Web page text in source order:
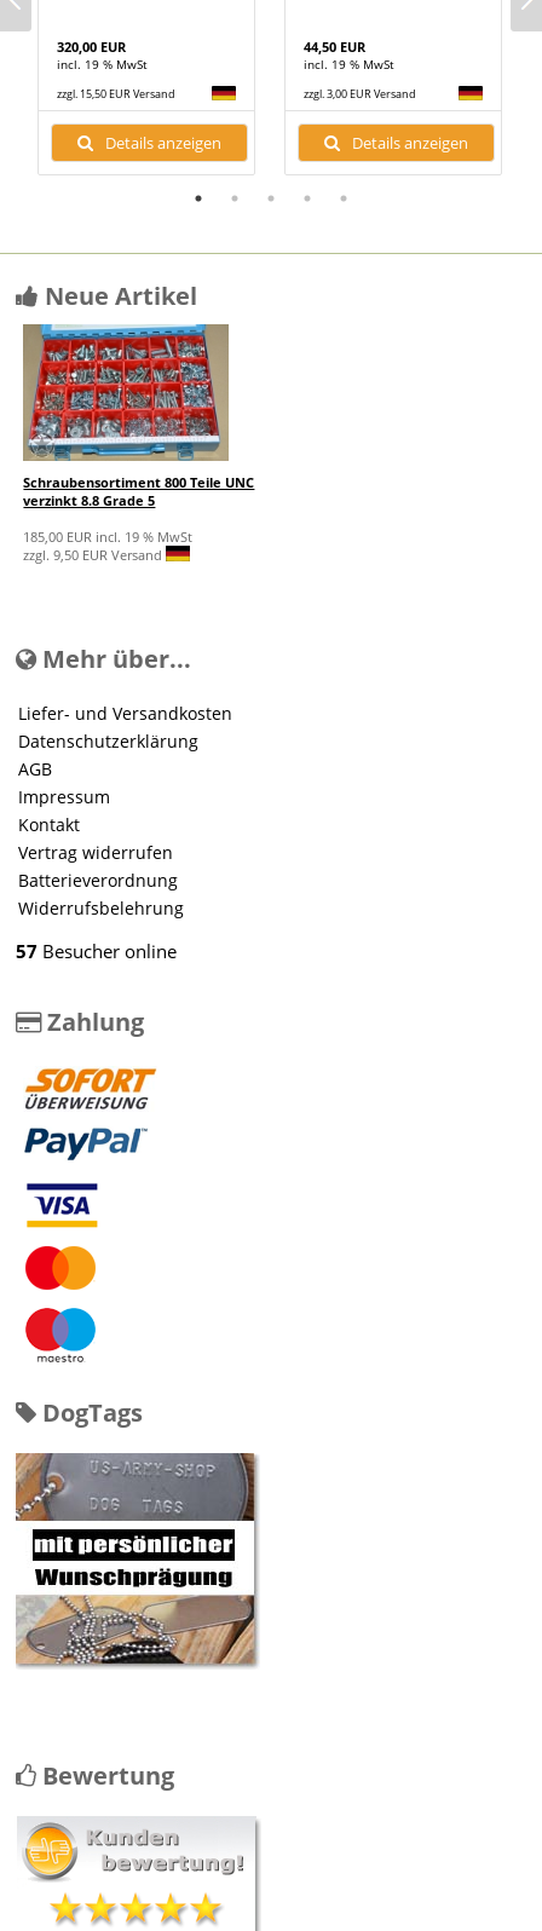
320,00 EUR
incl. 19 % MwSt
zzgl. 15,50 EUR Versand
Details anzeigen
44,50 EUR
incl. 19 % MwSt
zzgl. 3,00 EUR Versand
Details anzeigen
Neue Artikel
Schraubensortiment 800 Teile UNC
verzinkt 8.8 Grade 5
185,00 EUR incl. 19 % MwSt
zzgl. 9,50 EUR Versand
Mehr über...
Liefer- und Versandkosten
Datenschutzerklärung
AGB
Impressum
Kontakt
Vertrag widerrufen
Batterieverordnung
Widerrufsbelehrung
57 Besucher online
Zahlung
DogTags
Bewertung